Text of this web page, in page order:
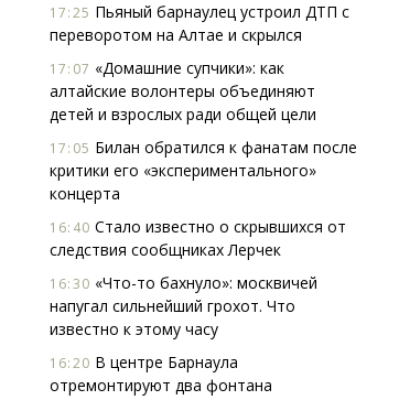
17:25 Пьяный барнаулец устроил ДТП с
переворотом на Алтае и скрылся
17:07 «Домашние супчики»: как
алтайские волонтеры объединяют
детей и взрослых ради общей цели
17:05 Билан обратился к фанатам после
критики его «экспериментального»
концерта
16:40 Стало известно о скрывшихся от
следствия сообщниках Лерчек
16:30 «Что-то бахнуло»: москвичей
напугал сильнейший грохот. Что
известно к этому часу
16:20 В центре Барнаула
отремонтируют два фонтана